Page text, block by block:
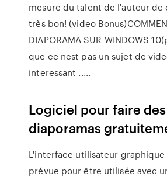
mesure du talent de l'auteur de
très bon! (video
DIAPORAMA SUR WINDOWS
que ce nest pas un sujet de
interessant .....
Logiciel pour faire des
diaporamas
L'interface utilisateur graphique
prévue pour être utilisée avec